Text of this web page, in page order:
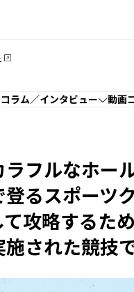
コラム／インタビュー 動画
フルなホー
るスポーツ
攻略するた
された競技で